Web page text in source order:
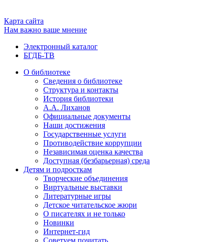
Карта сайта
Нам важно ваше мнение
Электронный каталог
БГДБ-ТВ
О библиотеке
Сведения о библиотеке
Структура и контакты
История библиотеки
А.А. Лиханов
Официальные документы
Наши достижения
Государственные услуги
Противодействие коррупции
Независимая оценка качества
Доступная (безбарьерная) среда
Детям и подросткам
Творческие объединения
Виртуальные выставки
Литературные игры
Детское читательское жюри
О писателях и не только
Новинки
Интернет-гид
Советуем почитать